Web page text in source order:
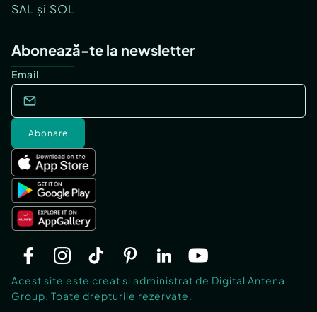
SAL și SOL
Abonează-te la newsletter
Email
Abonare
Acest site este creat si administrat de Digital Antena
Group. Toate drepturile rezervate.